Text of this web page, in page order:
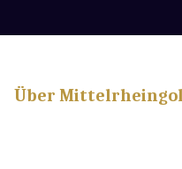
Über